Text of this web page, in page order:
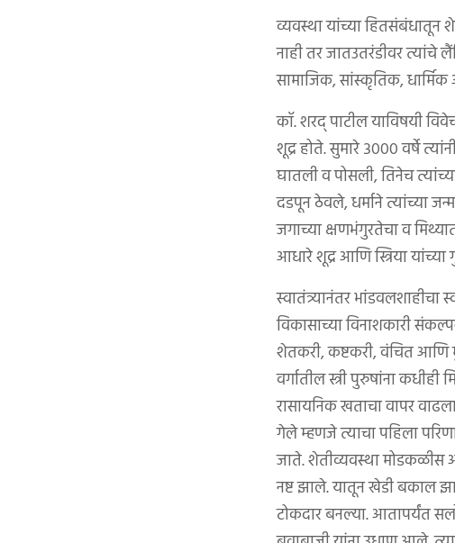
व्यवस्था यांच्या
नाही तर जातउतरंडीवर
सामाजिक, सांस्कृतिक, धार्मिक
कॉ. शरद् पाटील याविषयी
शूद्र होते. सुमारे ३००० वर्षे
घातली व पोसली, तिनेच
दडपून ठेवले, धर्माने त्यांच्या
जगाच्या क्षणभंगुरतेचा व
आधारे शूद्र आणि स्त्रिया
स्वातंत्र्यानंतर
विकासाच्या विनाशकारी
शेतकरी, कष्टकरी, वंचित आणि
वर्गातील स्त्री पुरुषांना
रासायनिक खताचा वापर
गेले म्हणजे त्याचा पहिला
जाते. शेतीव्यवस्था
नष्ट झाले. यातून खेडी बकाल
टोकदार बनल्या. आतापर्यंत